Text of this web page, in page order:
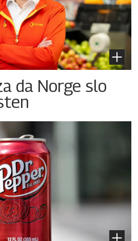
da Norge slo